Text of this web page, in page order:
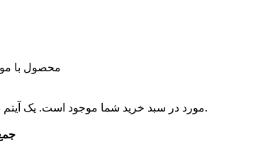
محصول با
مورد در سبد خرید شما موجود است.یک آیتم در سبد خرید شما وجود دارد.